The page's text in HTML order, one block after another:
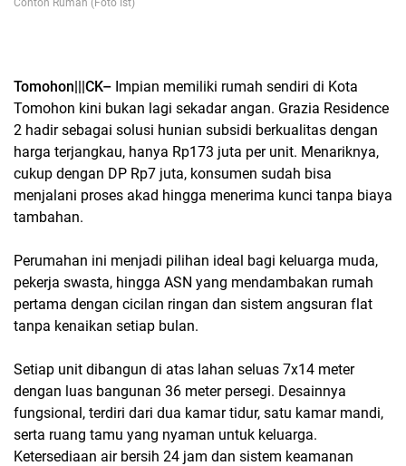
Contoh Rumah (Foto Ist)
Tomohon|||CK– Impian memiliki rumah sendiri di Kota
Tomohon kini bukan lagi sekadar angan. Grazia Residence
2 hadir sebagai solusi hunian subsidi berkualitas dengan
harga terjangkau, hanya Rp173 juta per unit. Menariknya,
cukup dengan DP Rp7 juta, konsumen sudah bisa
menjalani proses akad hingga menerima kunci tanpa biaya
tambahan.
Perumahan ini menjadi pilihan ideal bagi keluarga muda,
pekerja swasta, hingga ASN yang mendambakan rumah
pertama dengan cicilan ringan dan sistem angsuran flat
tanpa kenaikan setiap bulan.
Setiap unit dibangun di atas lahan seluas 7x14 meter
dengan luas bangunan 36 meter persegi. Desainnya
fungsional, terdiri dari dua kamar tidur, satu kamar mandi,
serta ruang tamu yang nyaman untuk keluarga.
Ketersediaan air bersih 24 jam dan sistem keamanan